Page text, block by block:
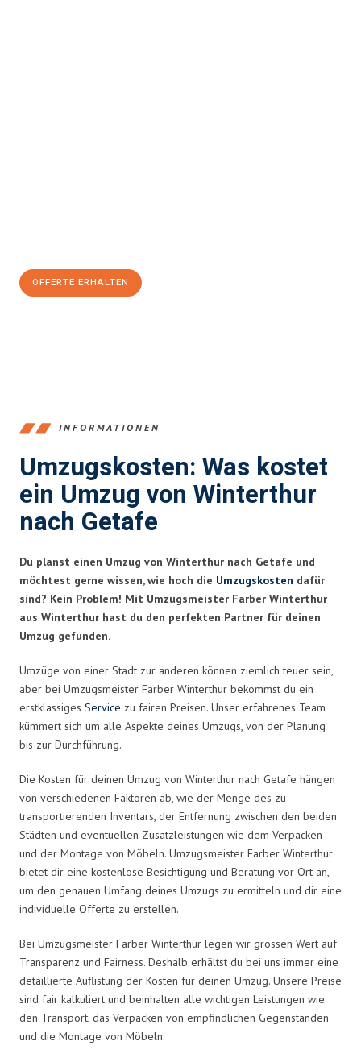
OFFERTE ERHALTEN
INFORMATIONEN
Umzugskosten: Was kostet
ein Umzug von Winterthur
nach Getafe
Du planst einen Umzug von Winterthur nach Getafe und
möchtest gerne wissen, wie hoch die Umzugskosten dafür
sind? Kein Problem! Mit Umzugsmeister Farber Winterthur
aus Winterthur hast du den perfekten Partner für deinen
Umzug gefunden.
Umzüge von einer Stadt zur anderen können ziemlich teuer sein,
aber bei Umzugsmeister Farber Winterthur bekommst du ein
erstklassiges Service zu fairen Preisen. Unser erfahrenes Team
kümmert sich um alle Aspekte deines Umzugs, von der Planung
bis zur Durchführung.
Die Kosten für deinen Umzug von Winterthur nach Getafe hängen
von verschiedenen Faktoren ab, wie der Menge des zu
transportierenden Inventars, der Entfernung zwischen den beiden
Städten und eventuellen Zusatzleistungen wie dem Verpacken
und der Montage von Möbeln. Umzugsmeister Farber Winterthur
bietet dir eine kostenlose Besichtigung und Beratung vor Ort an,
um den genauen Umfang deines Umzugs zu ermitteln und dir eine
individuelle Offerte zu erstellen.
Bei Umzugsmeister Farber Winterthur legen wir grossen Wert auf
Transparenz und Fairness. Deshalb erhältst du bei uns immer eine
detaillierte Auflistung der Kosten für deinen Umzug. Unsere Preise
sind fair kalkuliert und beinhalten alle wichtigen Leistungen wie
den Transport, das Verpacken von empfindlichen Gegenständen
und die Montage von Möbeln.